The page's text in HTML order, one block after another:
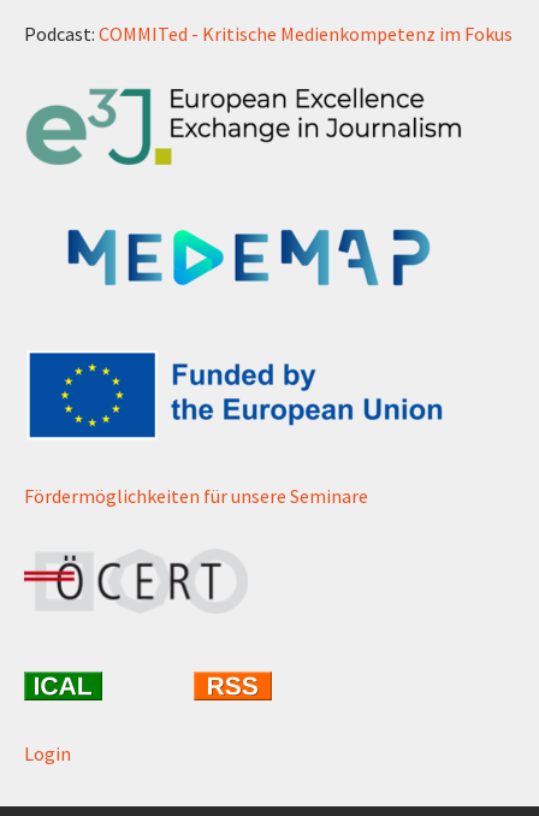
Podcast: COMMITed - Kritische Medienkompetenz im Fokus
Fördermöglichkeiten für unsere Seminare
Login